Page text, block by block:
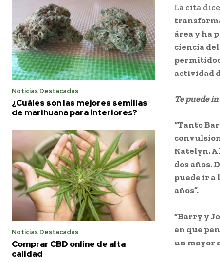
Noticias Destacadas
¿Cuáles son las mejores semillas
de marihuana para interiores?
Noticias Destacadas
Comprar CBD online de alta
calidad
La cita
área y ha
ciencia
actividad
Te puede
“Tanto
Katelyn. A
dos años.
puede ir a
años”.
“Barry y
en que
un mayor